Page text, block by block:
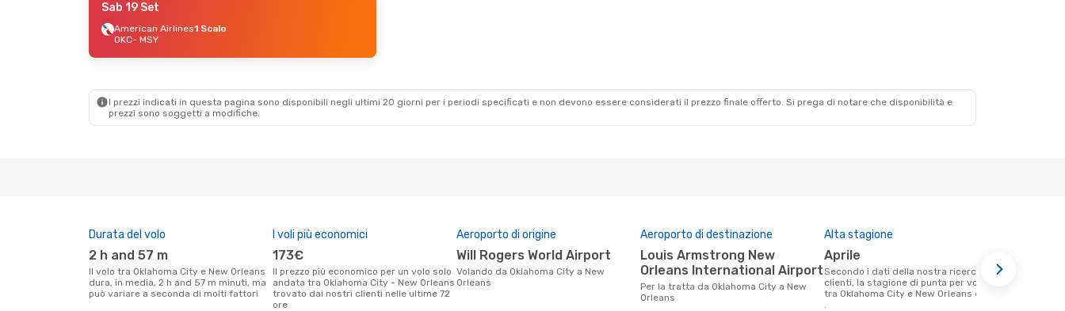
- Lun 21 Set
1 Scalo
Sab 19 Set
American Airlines1 Scalo
OKC- MSY
I prezzi indicati in questa pagina sono disponibili negli ultimi 20 giorni per i periodi specificati e non devono essere considerati il ​​prezzo finale offerto. Si prega di notare che disponibilità e
prezzi sono soggetti a modifiche.
Durata del volo
2 h and 57 m
Il volo tra Oklahoma City e New Orleans
dura, in media, 2 h and 57 m minuti, ma
può variare a seconda di molti fattori
I voli più economici
173€
Il prezzo più economico per un volo solo
andata tra Oklahoma City - New Orleans
trovato dai nostri clienti nelle ultime 72
ore
Aeroporto di origine
Will Rogers World Airport
Volando da Oklahoma City a New
Orleans
Aeroporto di destinazione
Louis Armstrong New
Orleans International Airport
Per la tratta da Oklahoma City a New
Orleans
Alta stagione
aprile
Secondo i dati della nostra ricerca
clienti, la stagione di punta per volare
tra Oklahoma City e New Orleans è aprile
.